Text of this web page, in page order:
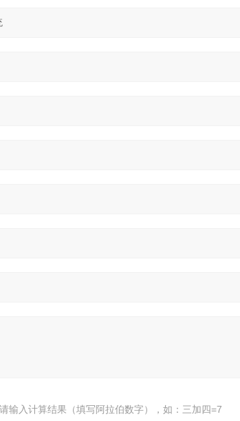
请输入计算结果（填写阿拉伯数字），如：三加四=7